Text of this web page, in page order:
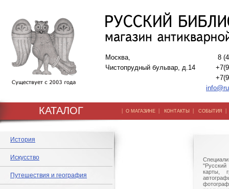
Москва,
Чистопрудный бульвар, д.14
8
КАТАЛОГ | О МАГАЗИНЕ | КОНТАКТЫ | СОБЫТИЯ
История
Искусство
Путешествия и география
"Русский
карты,